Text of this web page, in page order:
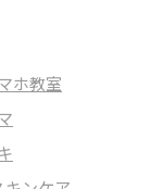
ホ教室